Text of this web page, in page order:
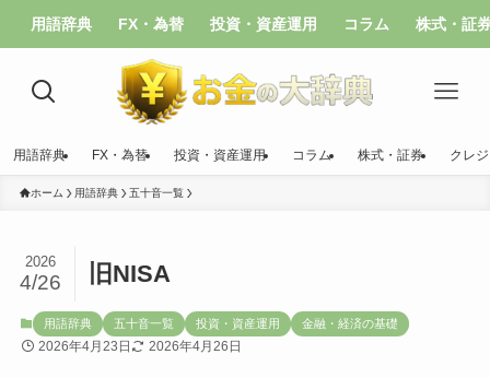
用語辞典 FX・為替 投資・資産運用 コラム 株式・証
用語辞典 FX・為替 投資・資産運用 コラム 株式・証券 クレ
ホーム 用語辞典 五十音一覧
旧NISA
2026
4/26
用語辞典 五十音一覧 投資・資産運用 金融・経済の基礎
2026年4月23日 2026年4月26日